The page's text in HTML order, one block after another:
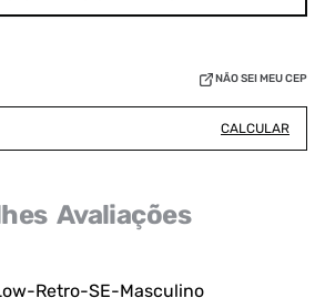
NÃO SEI MEU CEP
CALCULAR
Avaliações